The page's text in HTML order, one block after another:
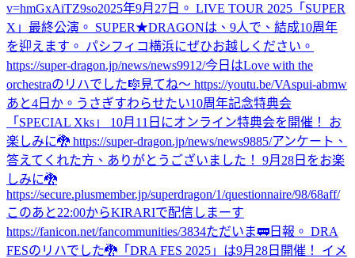
v=hmGxAiTZ9so2025年9月27日。 LIVE TOUR 2025「SUPER
X」最終公演。 SUPER★DRAGONは、9人で、結成10周年
を迎えます。 パシフィコ横浜にぜひお越しください。
https://super-dragon.jp/news/news9912/今日はLove with the
orchestraのリハでした🎼 見てね〜 https://youtu.be/VAspui-abmw
あと4日か。 うさぎすわらせたい10周年記念特典会
「SPECIAL Xks」 10月11日にオンライン特典会を開催！ お
楽しみに🐉 https://super-dragon.jp/news/news9885/アンケート、
答えてくれた方、ありがとうございました！ 9月28日をお楽
しみに🐉
https://secure.plusmember.jp/superdragon/1/questionnaire/98/68aff/
このあと22:00からKIRARIで配信しまーす
https://fanicon.net/fancommunities/3834ただいま🚃 日報。 DRA
FESのリハでした🐉 「DRA FES 2025」は9月28日開催！ イメ